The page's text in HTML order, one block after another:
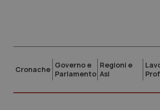
Cronache Governo e
Parlamento
Regioni e
Asl